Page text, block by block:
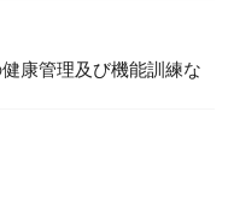
康管理及び機能訓練な